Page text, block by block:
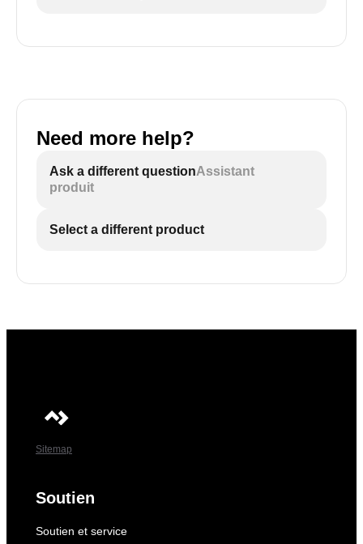
Need more help?
Ask a different questionAssistant
produit
Select a different product
Sitemap
Soutien
Soutien et service